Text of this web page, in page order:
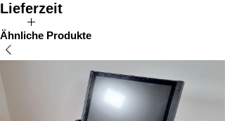
Lieferzeit
Direkt ab Lager verfügbar
Ähnliche Produkte